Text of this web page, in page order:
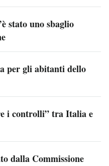
stato uno sbaglio
per gli abitanti dello
i controlli” tra Italia e
dalla Commissione